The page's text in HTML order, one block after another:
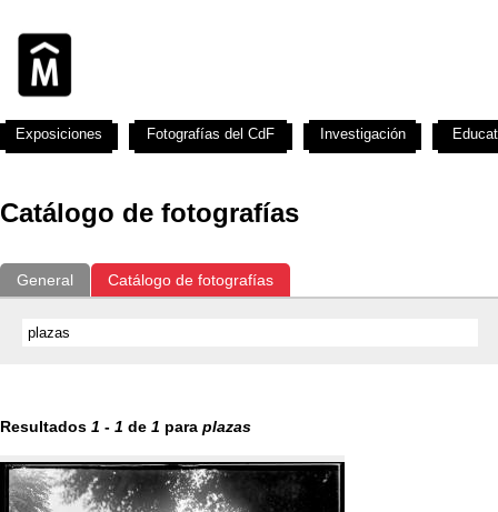
Catálogo de fotografías
General Catálogo de fotografías
Resultados 1 - 1 de 1 para plazas
Exposiciones Fotografías del CdF Investigación